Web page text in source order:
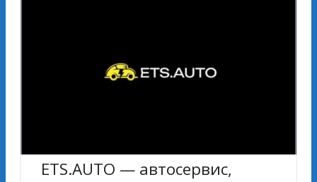
ETS.AUTO — автосервис,